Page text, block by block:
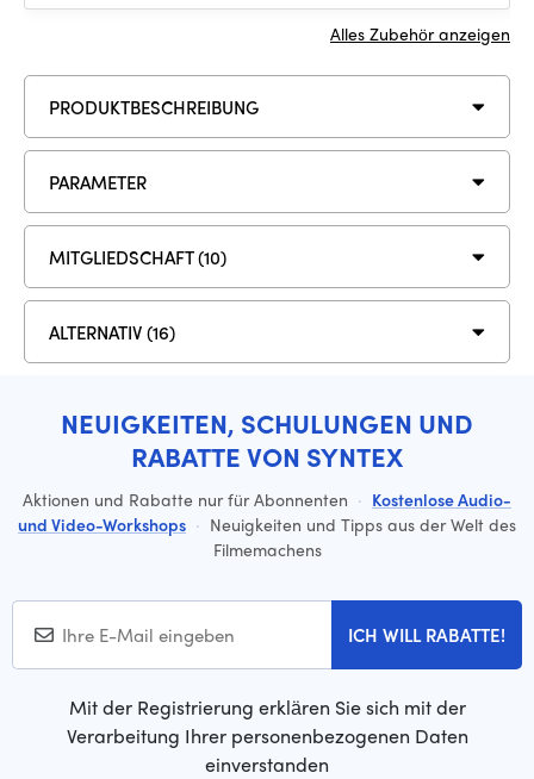
Alles Zubehör anzeigen
PRODUKTBESCHREIBUNG
PARAMETER
MITGLIEDSCHAFT (10)
ALTERNATIV (16)
NEUIGKEITEN, SCHULUNGEN UND
RABATTE VON SYNTEX
Aktionen und Rabatte nur für Abonnenten · Kostenlose Audio-
und Video-Workshops · Neuigkeiten und Tipps aus der Welt des
Filmemachens
ICH WILL RABATTE!
Mit der Registrierung erklären Sie sich mit der
Verarbeitung Ihrer personenbezogenen Daten
einverstanden